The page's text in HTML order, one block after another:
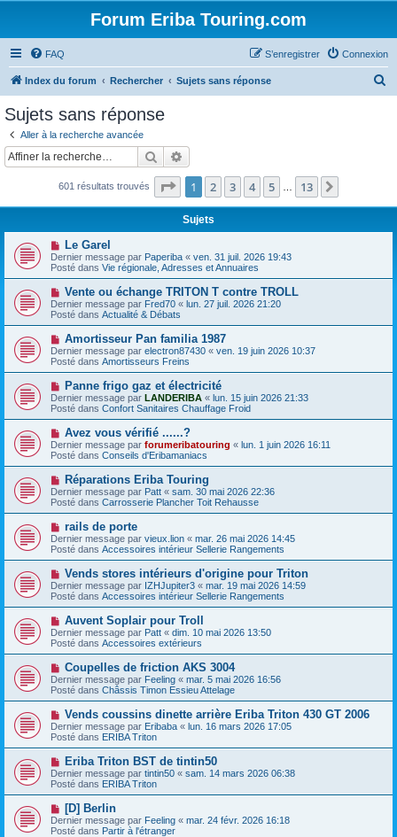
Forum Eriba Touring.com
FAQ Connexion
S’enregistrer
Index du forum Rechercher Sujets sans réponse
c
Sujets sans réponse
Aller à la recherche avancée
Rechercher
601 résultats trouvés Page 1sur13
1 2 3 4 5 13
Sujets
N
o
u
v
e
u
m
e
s
s
a
g
e
Le Garel
Dernier message par Paperiba « ven. 31 juil. 2026 19:43
Posté dans Vie régionale, Adresses et Annuaires
N
o
u
v
a
u
m
e
s
a
g
Vente ou échange TRITON T contre TROLL
Dernier message par Fred70 « lun. 27 juil. 2026 21:20
Posté dans Actualité & Débats
N
o
u
v
e
a
u
m
e
s
s
a
g
e
Amortisseur Pan familia 1987
Dernier message par electron87430 « ven. 19 juin 2026 10:37
Posté dans Amortisseurs Freins
N
o
u
v
a
u
m
e
s
a
g
Panne frigo gaz et électricité
Dernier message par LANDERIBA « lun. 15 juin 2026 21:33
Posté dans Confort Sanitaires Chauffage Froid
N
o
u
v
e
a
u
m
e
s
s
a
g
e
Avez vous vérifié ......?
Dernier message par forumeribatouring « lun. 1 juin 2026 16:11
Posté dans Conseils d'Eribamaniacs
N
o
u
v
a
u
m
e
s
s
a
g
Réparations Eriba Touring
Dernier message par Patt « sam. 30 mai 2026 22:36
Posté dans Carrosserie Plancher Toit Rehausse
N
o
u
v
e
u
m
e
s
s
a
g
e
rails de porte
Dernier message par vieux.lion « mar. 26 mai 2026 14:45
Posté dans Accessoires intérieur Sellerie Rangements
N
o
u
v
a
u
m
e
s
s
a
g
e
Vends stores intérieurs d'origine pour Triton
Dernier message par IZHJupiter3 « mar. 19 mai 2026 14:59
Posté dans Accessoires intérieur Sellerie Rangements
N
o
u
v
a
u
m
e
s
s
a
g
e
Auvent Soplair pour Troll
Dernier message par Patt « dim. 10 mai 2026 13:50
Posté dans Accessoires extérieurs
N
o
u
v
e
u
m
e
s
a
g
e
Coupelles de friction AKS 3004
Dernier message par Feeling « mar. 5 mai 2026 16:56
Posté dans Châssis Timon Essieu Attelage
N
o
u
v
e
a
u
m
e
s
a
Vends coussins dinette arrière Eriba Triton 430 GT 2006
Dernier message par Eribaba « lun. 16 mars 2026 17:05
Posté dans ERIBA Triton
N
o
u
v
e
u
m
Eriba Triton BST de tintin50
Dernier message par tintin50 « sam. 14 mars 2026 06:38
Posté dans ERIBA Triton
N
o
u
[D] Berlin
Dernier message par Feeling « mar. 24 févr. 2026 16:18
Posté dans Partir à l'étranger